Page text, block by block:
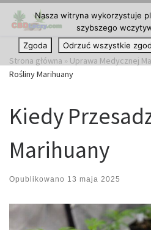
Przejdź do treści
Strona główna » Uprawa Medycznej
Rośliny Marihuany
Kiedy
Marihuany
Opublikowano 13 maja 2025
Nasza witryna wykorzystuje
szybszego
Zgoda
Odrzuć wszystkie